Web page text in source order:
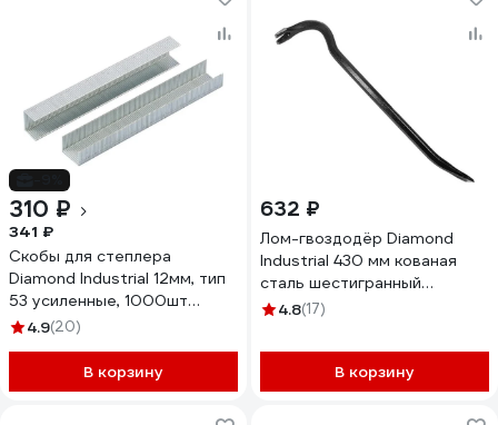
310 ₽
341 ₽
Скобы для степлера
Diamond Industrial 12мм, тип
53 усиленные, 1000шт
DIDSKOB5312
4.9(20)
В корзину
632 ₽
Лом-гвоздодёр Diamond
Industrial 430 мм кованая
сталь шестигранный
профиль 16 мм DIDGV43016
4.8(17)
В корзину